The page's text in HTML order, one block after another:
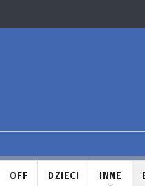
OFF DZIECI INNE